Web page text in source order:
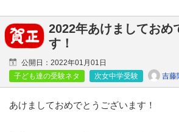
2022年あけましておめ
す！
公開日： 2022年01月01日
子ども達の受験ネタ
次女中学受験 吉藤
あけましておめでとうございます！